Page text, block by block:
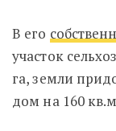
В его
участок
га, земли
дом на 160